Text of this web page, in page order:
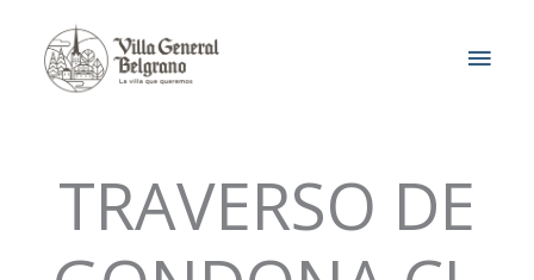
contenido
TRAVERSO DE